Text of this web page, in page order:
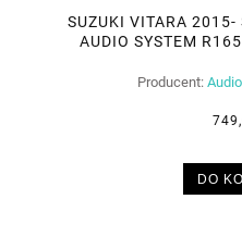
SUZUKI VITARA 2015-
AUDIO SYSTEM
Producent:
DO